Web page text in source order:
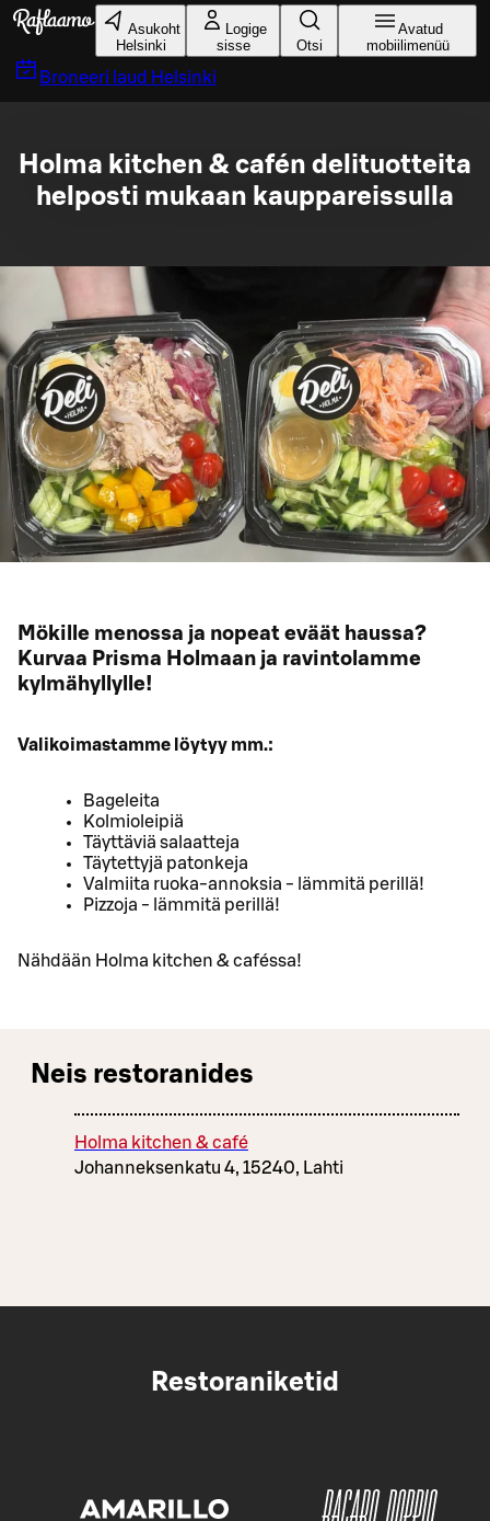
Liigu peamise sisu juurde
Asukoht
Helsinki
Logige
sisse
Otsi
Avatud
mobiilimenüü
Broneeri laud Helsinki
Holma kitchen & cafén delituotteita
helposti mukaan kauppareissulla
Mökille menossa ja nopeat eväät haussa?
Kurvaa Prisma Holmaan ja ravintolamme
kylmähyllylle!
Valikoimastamme löytyy mm.:
Bageleita
Kolmioleipiä
Täyttäviä salaatteja
Täytettyjä patonkeja
Valmiita ruoka-annoksia - lämmitä perillä!
Pizzoja - lämmitä perillä!
Nähdään Holma kitchen & caféssa!
Neis restoranides
Holma kitchen & café
Johanneksenkatu 4, 15240, Lahti
Restoraniketid